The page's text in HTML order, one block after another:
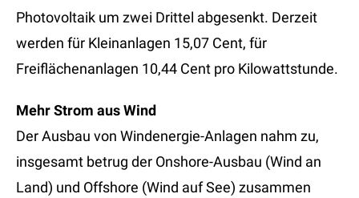
Photovoltaik um zwei Drittel abgesenkt. Derzeit
werden für Kleinanlagen 15,07 Cent, für
Freiflächenanlagen 10,44 Cent pro Kilowattstunde.
Mehr Strom aus Wind
Der Ausbau von Windenergie-Anlagen nahm zu,
insgesamt betrug der Onshore-Ausbau (Wind an
Land) und Offshore (Wind auf See) zusammen